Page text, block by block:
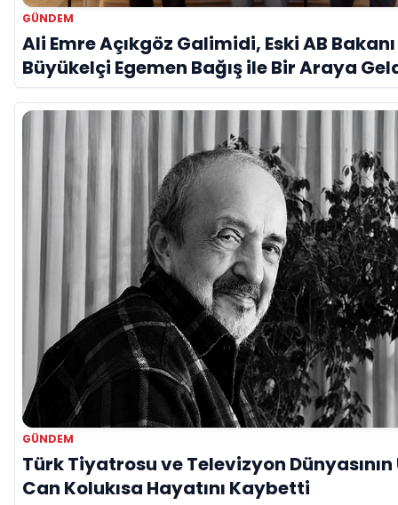
GÜNDEM
Ali Emre Açıkgöz Galimidi, Eski AB
Büyükelçi Egemen Bağış ile Bir Araya
GÜNDEM
Türk Tiyatrosu ve Televizyon
Can Kolukısa Hayatını Kaybetti